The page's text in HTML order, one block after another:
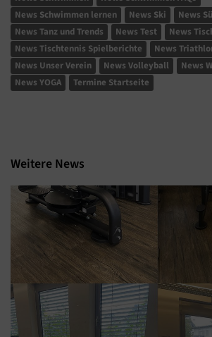
News Schwimmen lernen
News Ski
News
News Tanz und Trends
News Test
News
News Tischtennis Spielberichte
News
News Unser Verein
News Volleyball
News
News YOGA
Termine Startseite
Weitere News